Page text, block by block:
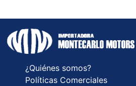
¿Quiénes somos?
Políticas Comerciales